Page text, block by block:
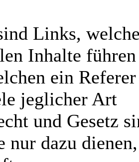
Links,
Inhalte führen
ein
jeglicher Art
und Gesetz
nur dazu